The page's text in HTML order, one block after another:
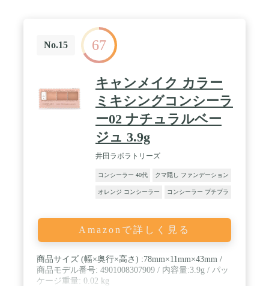
No.15 67
キャンメイク カラー
ミキシングコンシーラ
ー02 ナチュラルベー
ジュ 3.9g
井田ラボラトリーズ
コンシーラー 40代 クマ隠し ファンデーション
オレンジ コンシーラー コンシーラー プチプラ
Amazonで詳しく見る
商品サイズ (幅×奥行×高さ) :78mm×11mm×43mm /
商品モデル番号: 4901008307909 / 内容量:3.9g / パッ
ケージ重量: 0.02 kg